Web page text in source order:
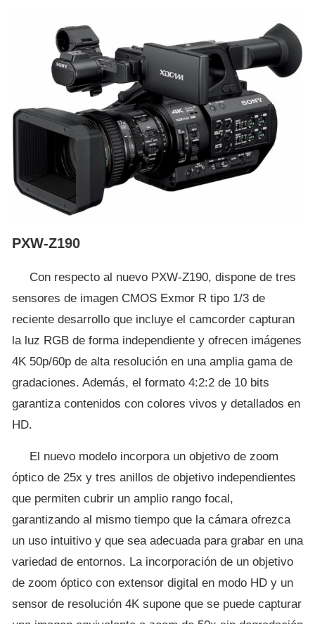
PXW-Z190
Con respecto al nuevo PXW-Z190, dispone de tres
sensores de imagen CMOS Exmor R tipo 1/3 de
reciente desarrollo que incluye el camcorder capturan
la luz RGB de forma independiente y ofrecen imágenes
4K 50p/60p de alta resolución en una amplia gama de
gradaciones. Además, el formato 4:2:2 de 10 bits
garantiza contenidos con colores vivos y detallados en
HD.
El nuevo modelo incorpora un objetivo de zoom
óptico de 25x y tres anillos de objetivo independientes
que permiten cubrir un amplio rango focal,
garantizando al mismo tiempo que la cámara ofrezca
un uso intuitivo y que sea adecuada para grabar en una
variedad de entornos. La incorporación de un objetivo
de zoom óptico con extensor digital en modo HD y un
sensor de resolución 4K supone que se puede capturar